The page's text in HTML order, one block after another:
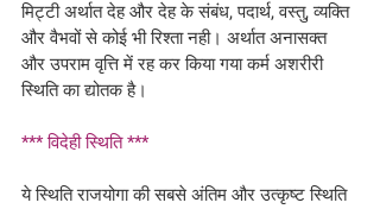
मिट्टी अर्थात देह और देह के संबंध, पदार्थ, वस्तु, व्यक्ति
और वैभवों से कोई भी रिश्ता नही। अर्थात अनासक्त
और उपराम वृत्ति में रह कर किया गया कर्म अशरीरी
स्थिति का द्योतक है।
*** विदेही स्थिति ***
ये स्थिति राजयोगा की सबसे अंतिम और उत्कृष्ट स्थिति